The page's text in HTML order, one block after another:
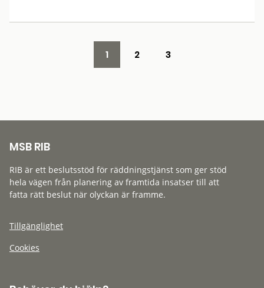
1 2 3
MSB RIB
RIB är ett beslutsstöd för räddningstjänst som ger stöd
hela vägen från planering av framtida insatser till att
fatta rätt beslut när olyckan är framme.
Tillgänglighet
Cookies